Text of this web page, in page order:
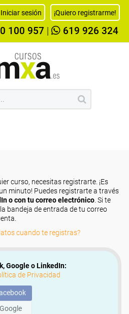
Iniciar sesión ¡Quiero registrarme!
100 957 619 926 324
curso, necesitas registrarte. ¡Es
minuto! Puedes registrarte a través
o con tu correo electrónico . Si te
bandeja de entrada de tu correo
cuando te registras?
Google o LinkedIn:
de Privacidad